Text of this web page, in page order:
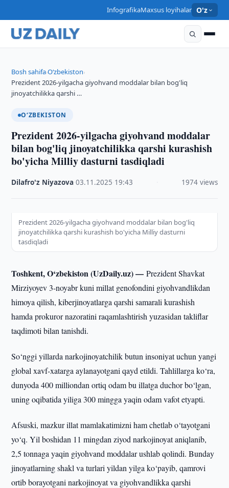
InfografikaMaxsus loyihalar O'z
Bosh sahifa›O‘zbekiston›
Prezident 2026-yilgacha giyohvand moddalar bilan bog'liq
jinoyatchilikka qarshi …
O‘ZBEKISTON
Prezident 2026-yilgacha giyohvand moddalar
bilan bog'liq jinoyatchilikka qarshi kurashish
bo'yicha Milliy dasturni tasdiqladi
Dilafro'z Niyazova ·03.11.2025 19:43 1974 views
Prezident 2026-yilgacha giyohvand moddalar bilan bog'liq
jinoyatchilikka qarshi kurashish bo'yicha Milliy dasturni
tasdiqladi
Toshkent, O‘zbekiston (UzDaily.uz) —Prezident Shavkat
Mirziyoyev 3-noyabr kuni millat genofondini giyohvandlikdan
himoya qilish, kiberjinoyatlarga qarshi samarali kurashish
hamda prokuror nazoratini raqamlashtirish yuzasidan takliflar
taqdimoti bilan tanishdi.
So‘nggi yillarda narkojinoyatchilik butun insoniyat uchun yangi
global xavf-xatarga aylanayotgani qayd etildi. Tahlillarga ko‘ra,
dunyoda 400 milliondan ortiq odam bu illatga duchor bo‘lgan,
uning oqibatida yiliga 300 mingga yaqin odam vafot etyapti.
Afsuski, mazkur illat mamlakatimizni ham chetlab o‘tayotgani
yo‘q. Yil boshidan 11 mingdan ziyod narkojinoyat aniqlanib,
2,5 tonnaga yaqin giyohvand moddalar ushlab qolindi. Bunday
jinoyatlarning shakl va turlari yildan yilga ko‘payib, qamrovi
ortib borayotgani narkojinoyat va giyohvandlikka qarshi